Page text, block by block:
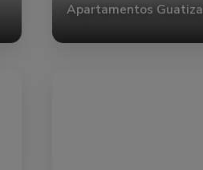
Apartamentos Guatiza